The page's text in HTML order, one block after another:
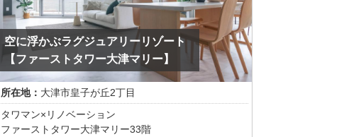
空に浮かぶラグジュアリーリゾート
【ファーストタワー大津マリー】
所在地： 大津市皇子が丘2丁目
タワマン×リノベーション
ファーストタワー大津マリー33階